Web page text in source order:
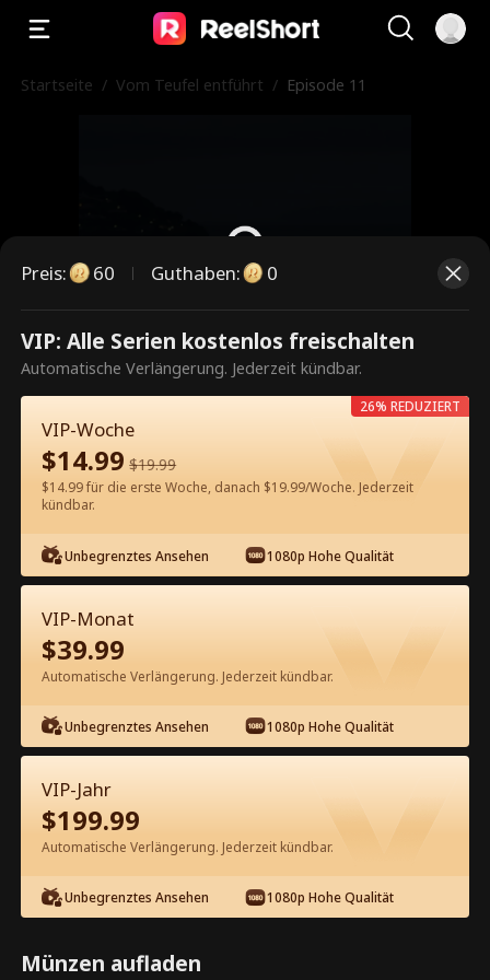
Startseite / Vom Teufel entführt / Episode 11
Dies ist eine kostenpflichtige
Episode. Bitte entsperren, um
60 Jetzt entsperren
Kostenlos in der App ansehen
Episode 11 - Vom Teufel entführt
Kompletter Film
1-50 51-57
11 12 13 14 15
Preis: 60 Guthaben: 0
VIP: Alle Serien kostenlos freischalten
Automatische Verlängerung. Jederzeit kündbar.
VIP-Woche
$14.99 $19.99
$14.99 für die erste Woche, danach $19.99/Woche. Jederzeit
kündbar.
Unbegrenztes Ansehen 1080p Hohe Qualität
26% REDUZIERT
VIP-Monat
$39.99
Automatische Verlängerung. Jederzeit kündbar.
Unbegrenztes Ansehen 1080p Hohe Qualität
VIP-Jahr
$199.99
Automatische Verlängerung. Jederzeit kündbar.
Unbegrenztes Ansehen 1080p Hohe Qualität
Münzen aufladen